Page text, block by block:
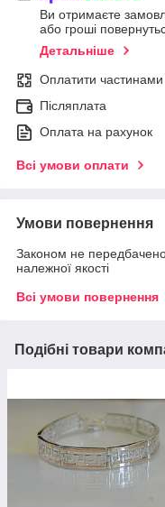
Ви отримаєте
або гроші
Детальніше
Оплатити частинами
Післяплата
Оплата на рахунок
Всі умови оплати
Умови повернення
Законом не
належної якості
Всі умови повернення
Подібні товари